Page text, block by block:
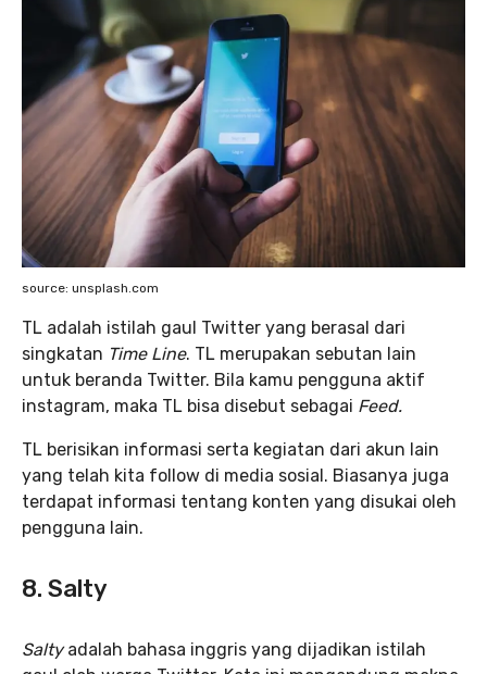
source: unsplash.com
TL adalah istilah gaul Twitter yang berasal dari
singkatan Time Line. TL merupakan sebutan lain
untuk beranda Twitter. Bila kamu pengguna aktif
instagram, maka TL bisa disebut sebagai Feed.
TL berisikan informasi serta kegiatan dari akun lain
yang telah kita follow di media sosial. Biasanya juga
terdapat informasi tentang konten yang disukai oleh
pengguna lain.
8. Salty
Saltyadalah bahasa inggris yang dijadikan istilah